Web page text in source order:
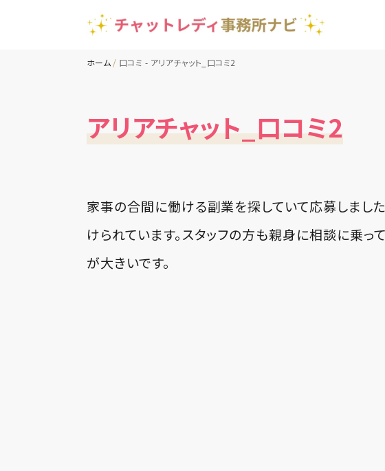
ホーム 口コミ - アリアチャット_口コミ2
アリアチャット_口コミ2
家事の合間に働ける副業を探していて応募しまし
けられています。スタッフの方も親身に相談に乗っ
が大きいです。